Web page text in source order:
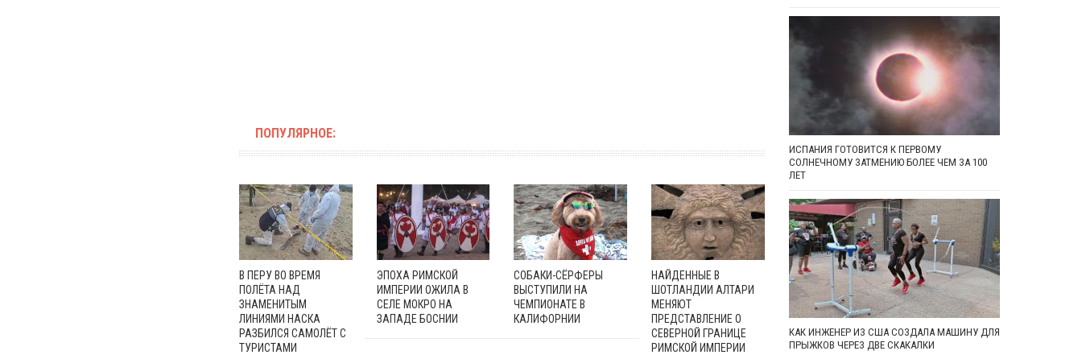
ПОПУЛЯРНОЕ:
В ПЕРУ ВО ВРЕМЯ
ПОЛЁТА НАД
ЗНАМЕНИТЫМ
ЛИНИЯМИ НАСКА
РАЗБИЛСЯ САМОЛЁТ С
ТУРИСТАМИ
ЭПОХА РИМСКОЙ
ИМПЕРИИ ОЖИЛА В
СЕЛЕ МОКРО НА
ЗАПАДЕ БОСНИИ
СОБАКИ-СЁРФЕРЫ
ВЫСТУПИЛИ НА
ЧЕМПИОНАТЕ В
КАЛИФОРНИИ
НАЙДЕННЫЕ В
ШОТЛАНДИИ АЛТАРИ
МЕНЯЮТ
ПРЕДСТАВЛЕНИЕ О
СЕВЕРНОЙ ГРАНИЦЕ
РИМСКОЙ ИМПЕРИИ
ИСПАНИЯ ГОТОВИТСЯ К ПЕРВОМУ
СОЛНЕЧНОМУ ЗАТМЕНИЮ БОЛЕЕ ЧЕМ ЗА 100
ЛЕТ
КАК ИНЖЕНЕР ИЗ США СОЗДАЛА МАШИНУ ДЛЯ
ПРЫЖКОВ ЧЕРЕЗ ДВЕ СКАКАЛКИ